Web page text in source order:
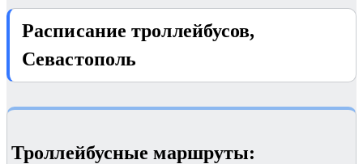
Расписание троллейбусов,
Севастополь
Троллейбусные маршруты: